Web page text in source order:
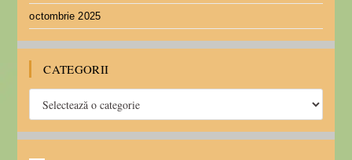
octombrie 2025
CATEGORII